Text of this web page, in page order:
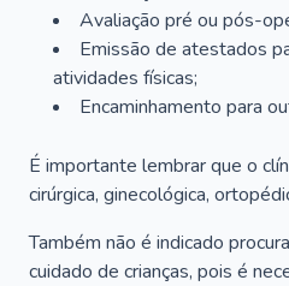
Avaliação pré ou pós-
Emissão de atestados
atividades físicas;
Encaminhamento para
É importante lembrar que o
cirúrgica, ginecológica,
Também não é indicado
cuidado de crianças, pois é